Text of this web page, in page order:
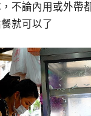
不論內用或外帶
就可以了